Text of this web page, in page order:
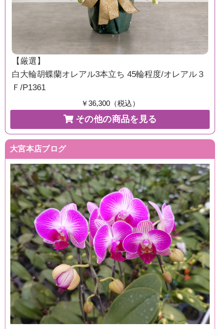
【厳選】
白大輪胡蝶蘭オレアル3本立ち 45輪程度/オレアル３
Ｆ/P1361
￥36,300（税込）
その他の商品を見る
大宮本店ブログ